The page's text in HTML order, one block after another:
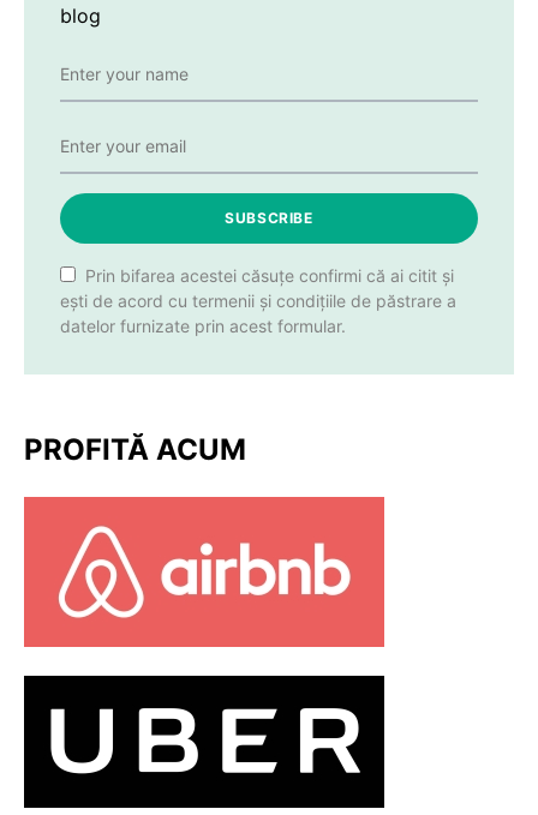
blog
SUBSCRIBE
Prin bifarea acestei căsuțe confirmi că ai citit și
ești de acord cu termenii și condițiile de păstrare a
datelor furnizate prin acest formular.
PROFITĂ ACUM